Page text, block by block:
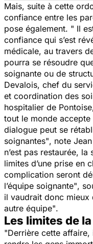
Mais, suite à cette
confiance entre les
pose également. " Il
confiance qui s’est
médicale, au travers
pourra se résoudre
soignante ou de
Devalois, chef du
et coordination des
hospitalier de
tout le monde
dialogue peut se
soignantes", note
n’est pas restaurée,
limites d’une prise en
complication seront
l’équipe soignante",
il vaudrait donc mieux
autre équipe".
Les limites de
"Derrière cette affaire,